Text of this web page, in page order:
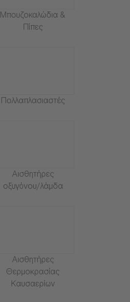
Μπουζοκαλώδια &
Πίπες
Πολλαπλασιαστές
Αισθητήρες
οξυγόνου/λάμδα
Αισθητήρες
Θερμοκρασίας
Καυσαερίων